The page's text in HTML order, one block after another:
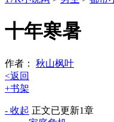
十年寒暑
作者： 秋山枫叶
<返回
+书架
- 收起 正文已更新1章